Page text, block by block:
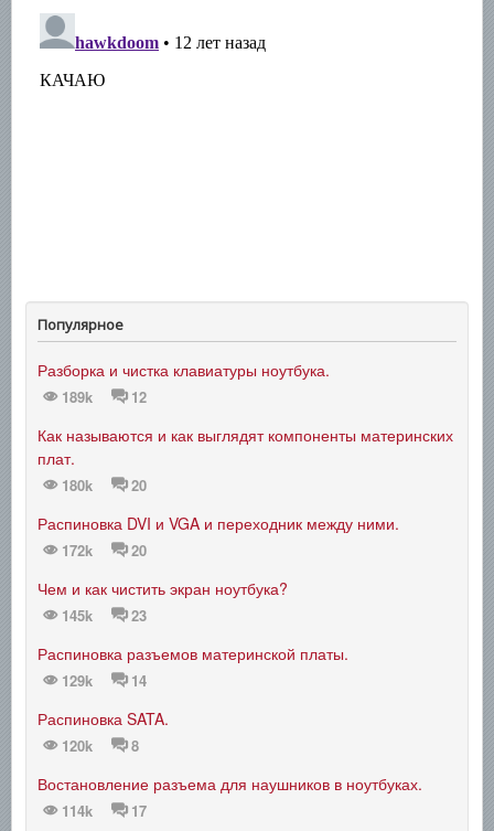
Популярное
Разборка и чистка клавиатуры ноутбука.
189k 12
Как называются и как выглядят компоненты материнских
плат.
180k 20
Распиновка DVI и VGA и переходник между ними.
172k 20
Чем и как чистить экран ноутбука?
145k 23
Распиновка разъемов материнской платы.
129k 14
Распиновка SATA.
120k 8
Востановление разъема для наушников в ноутбуках.
114k 17